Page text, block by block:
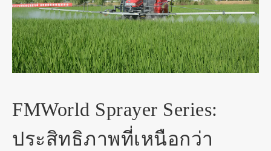
FMWorld Sprayer Series:
ประสิทธิภาพที่เหนือกว่า